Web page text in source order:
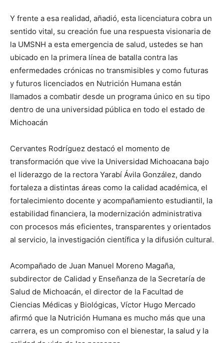
Y frente a esa realidad, añadió, esta licenciatura cobra un
sentido vital, su creación fue una respuesta visionaria de
la UMSNH a esta emergencia de salud, ustedes se han
ubicado en la primera línea de batalla contra las
enfermedades crónicas no transmisibles y como futuras
y futuros licenciados en Nutrición Humana están
llamados a combatir desde un programa único en su tipo
dentro de una universidad pública en todo el estado de
Michoacán
Cervantes Rodríguez destacó el momento de
transformación que vive la Universidad Michoacana bajo
el liderazgo de la rectora Yarabí Ávila González, dando
fortaleza a distintas áreas como la calidad académica, el
fortalecimiento docente y acompañamiento estudiantil, la
estabilidad financiera, la modernización administrativa
con procesos más eficientes, transparentes y orientados
al servicio, la investigación científica y la difusión cultural.
Acompañado de Juan Manuel Moreno Magaña,
subdirector de Calidad y Enseñanza de la Secretaría de
Salud de Michoacán, el director de la Facultad de
Ciencias Médicas y Biológicas, Víctor Hugo Mercado
afirmó que la Nutrición Humana es mucho más que una
carrera, es un compromiso con el bienestar, la salud y la